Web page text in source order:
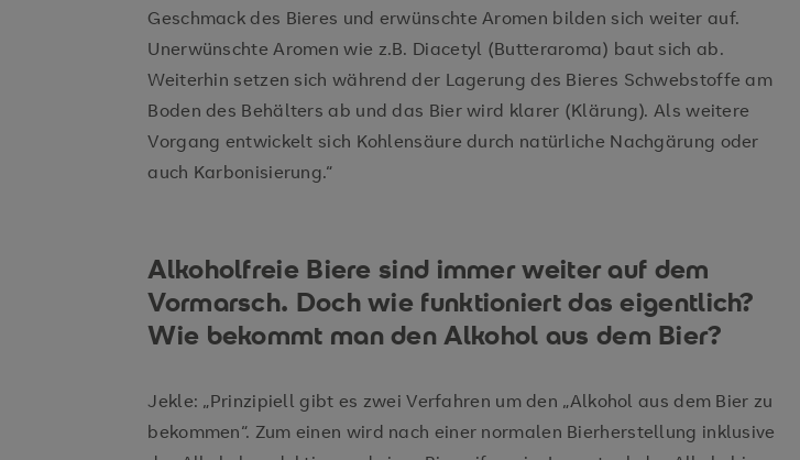
Geschmack des Bieres und erwünschte Aromen bilden sich weiter auf.
Unerwünschte Aromen wie z.B. Diacetyl (Butteraroma) baut sich ab.
Weiterhin setzen sich während der Lagerung des Bieres Schwebstoffe am
Boden des Behälters ab und das Bier wird klarer (Klärung). Als weitere
Vorgang entwickelt sich Kohlensäure durch natürliche Nachgärung oder
auch Karbonisierung.“
Alkoholfreie Biere sind immer weiter auf dem
Vormarsch. Doch wie funktioniert das eigentlich?
Wie bekommt man den Alkohol aus dem Bier?
Jekle: „Prinzipiell gibt es zwei Verfahren um den „Alkohol aus dem Bier zu
bekommen“. Zum einen wird nach einer normalen Bierherstellung inklusive